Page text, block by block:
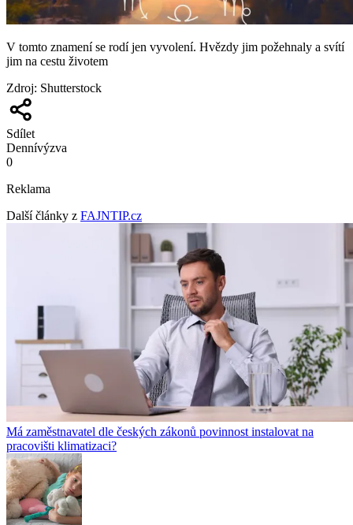
V tomto znamení se rodí jen vyvolení. Hvězdy jim požehnaly a svítí
jim na cestu životem
Zdroj: Shutterstock
Sdílet
Dennívýzva
0
Reklama
Další články z FAJNTIP.cz
Má zaměstnavatel dle českých zákonů povinnost instalovat na
pracovišti klimatizaci?